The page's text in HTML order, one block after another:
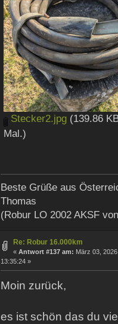
Stecker2.jpg (139.86
Mal.)
Beste Grüße aus
Thomas
(Robur LO 2002 AKSF
Re: Robur 16.000km
« Antwort #137 am: März 03,
13:35:24 »
Moin zurück,
es ist schön das du